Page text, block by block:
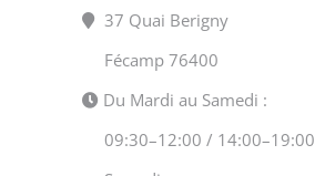
37 Quai Berigny
Fécamp 76400
Du Mardi au Samedi :
09:30–12:00 / 14:00–19:00